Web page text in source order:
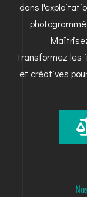
dans
transformez les
et créatives